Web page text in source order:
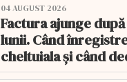
04 AUGUST 2026
Factura ajunge
lunii. Când
cheltuiala și când